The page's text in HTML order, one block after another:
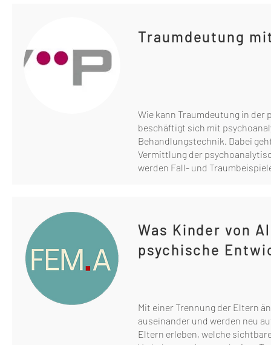
Traumdeutung
Wie kann Traumdeutung in der
beschäftigt sich mit
Behandlungstechnik. Dabei
Vermittlung der
werden Fall- und
Was Kinder von
psychische
Mit einer Trennung der Eltern
auseinander und werden neu
Eltern erleben, welche